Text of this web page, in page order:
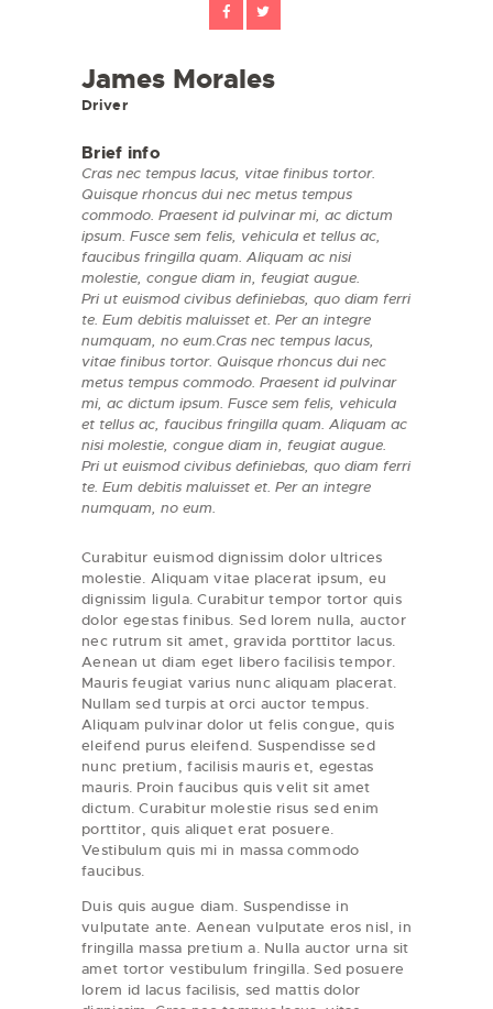
James Morales
Driver
Brief info
Cras nec tempus lacus, vitae finibus tortor.
Quisque rhoncus dui nec metus tempus
commodo. Praesent id pulvinar mi, ac dictum
ipsum. Fusce sem felis, vehicula et tellus ac,
faucibus fringilla quam. Aliquam ac nisi
molestie, congue diam in, feugiat augue.
Pri ut euismod civibus definiebas, quo diam ferri
te. Eum debitis maluisset et. Per an integre
numquam, no eum.Cras nec tempus lacus,
vitae finibus tortor. Quisque rhoncus dui nec
metus tempus commodo. Praesent id pulvinar
mi, ac dictum ipsum. Fusce sem felis, vehicula
et tellus ac, faucibus fringilla quam. Aliquam ac
nisi molestie, congue diam in, feugiat augue.
Pri ut euismod civibus definiebas, quo diam ferri
te. Eum debitis maluisset et. Per an integre
numquam, no eum.
Curabitur euismod dignissim dolor ultrices
molestie. Aliquam vitae placerat ipsum, eu
dignissim ligula. Curabitur tempor tortor quis
dolor egestas finibus. Sed lorem nulla, auctor
nec rutrum sit amet, gravida porttitor lacus.
Aenean ut diam eget libero facilisis tempor.
Mauris feugiat varius nunc aliquam placerat.
Nullam sed turpis at orci auctor tempus.
Aliquam pulvinar dolor ut felis congue, quis
eleifend purus eleifend. Suspendisse sed
nunc pretium, facilisis mauris et, egestas
mauris. Proin faucibus quis velit sit amet
dictum. Curabitur molestie risus sed enim
porttitor, quis aliquet erat posuere.
Vestibulum quis mi in massa commodo
faucibus.
Duis quis augue diam. Suspendisse in
vulputate ante. Aenean vulputate eros nisl, in
fringilla massa pretium a. Nulla auctor urna sit
amet tortor vestibulum fringilla. Sed posuere
lorem id lacus facilisis, sed mattis dolor